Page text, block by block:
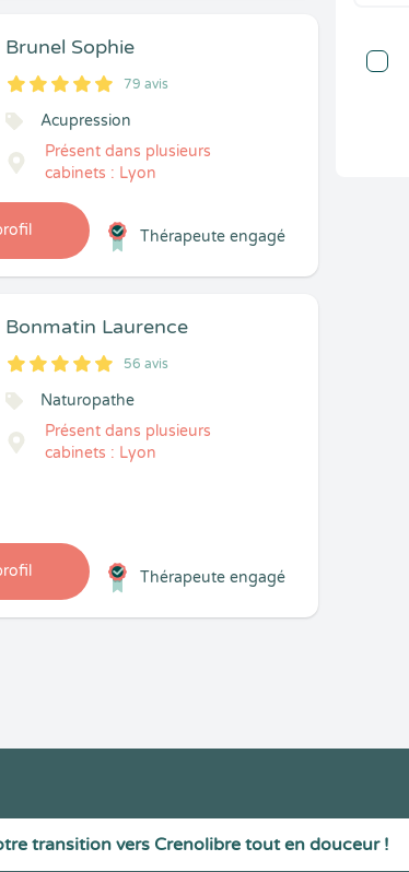
Brunel Sophie
5
1
5
79 79 avis
Acupression
Présent dans plusieurs
cabinets : Lyon
Thérapeute engagé
Bonmatin Laurence
5
1
5
56 56 avis
Naturopathe
Présent dans plusieurs
cabinets : Lyon
Thérapeute engagé
transition vers Crenolibre tout en douceur !